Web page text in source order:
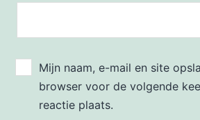
Mijn naam, e-mail en site
browser voor de volgende
reactie plaats.